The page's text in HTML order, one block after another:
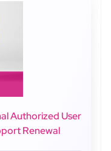
Authorized User
Renewal